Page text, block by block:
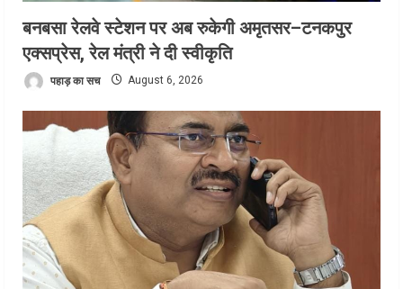
बनबसा रेलवे स्टेशन पर अब रुकेगी अमृतसर–टनकपुर
एक्सप्रेस, रेल मंत्री ने दी स्वीकृति
पहाड़ का सच August 6, 2026